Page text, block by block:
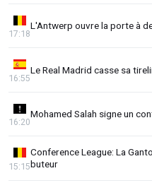
L'Antwerp ouvre la porte à
17:18
Le Real Madrid casse sa
16:55
Mohamed Salah signe un
16:20
Conference League: La
buteur
15:15